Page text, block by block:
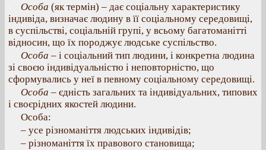
Особа (як термін) – дає соціальну характеристику
індивіда, визначає людину в її соціальному середовищі,
в суспільстві, соціальній групі, у всьому багатоманітті
відносин, що їх породжує людське суспільство.
Особа – і соціальний тип людини, і конкретна людина
зі своєю індивідуальністю і неповторністю, що
сформувались у неї в певному соціальному середовищі.
Особа – єдність загальних та індивідуальних, типових
і своєрідних якостей людини.
Особа:
– усе різноманіття людських індивідів;
– різноманіття їх правового становища;